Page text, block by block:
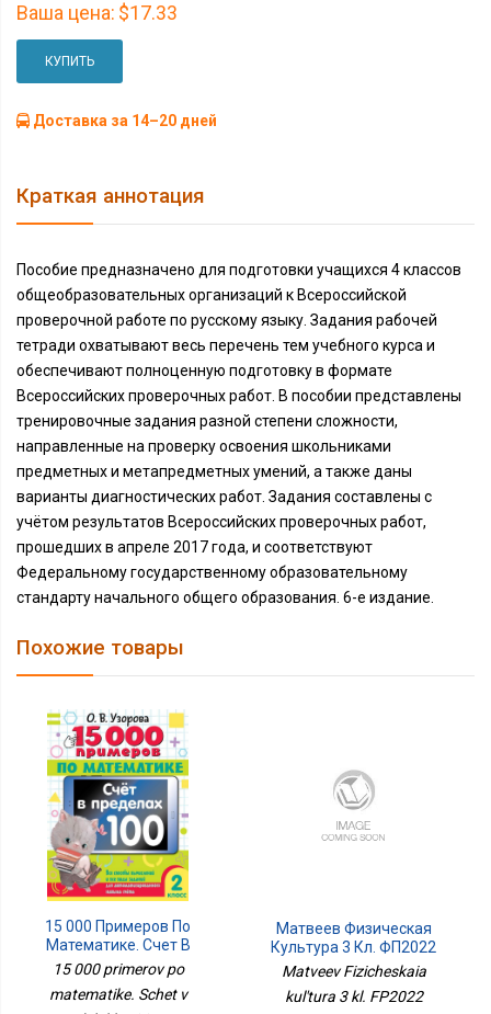
Ваша цена: $17.33
КУПИТЬ
Доставка за 14–20 дней
Краткая аннотация
Пособие предназначено для подготовки учащихся 4 классов
общеобразовательных организаций к Всероссийской
проверочной работе по русскому языку. Задания рабочей
тетради охватывают весь перечень тем учебного курса и
обеспечивают полноценную подготовку в формате
Всероссийских проверочных работ. В пособии представлены
тренировочные задания разной степени сложности,
направленные на проверку освоения школьниками
предметных и метапредметных умений, а также даны
варианты диагностических работ. Задания составлены с
учётом результатов Всероссийских проверочных работ,
прошедших в апреле 2017 года, и соответствуют
Федеральному государственному образовательному
стандарту начального общего образования. 6-е издание.
Похожие товары
15 000 Примеров По
Математике. Счет В
Пределах 100. Все
Способы Вычислений И
Все Виды Заданий Для
15 000 primerov po
matematike. Schet v
Матвеев Физическая
Культура 3 Кл. ФП2022
Просв.
Matveev Fizicheskaia
kul'tura 3 kl. FP2022